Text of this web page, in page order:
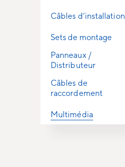
Câbles d‘installation
Sets de montage
Panneaux /
Distributeur
Câbles de
raccordement
Multimédia